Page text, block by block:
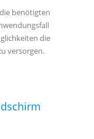
benötigten
die
versorgen.